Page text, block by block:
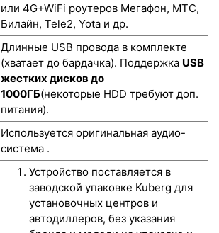
или 4G+WiFi роутеров Мегафон, МТС,
Билайн, Tele2, Yota и др.
Длинные USB провода в комплекте
(хватает до бардачка). Поддержка USB
жестких дисков до
1000ГБ(некоторые HDD требуют доп.
питания).
Используется оригинальная аудио-
система .
Устройство поставляется в
заводской упаковке Kuberg для
установочных центров и
автодиллеров, без указания